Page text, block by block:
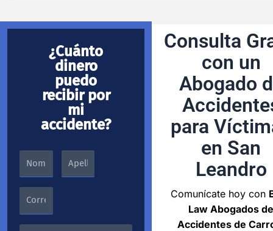
¿Cuánto
dinero
puedo
recibir por
mi
accidente?
Consulta
con un
Abogado
para
en San
Leandro
Comunícate hoy con
Law Abogados de
Accidentes de